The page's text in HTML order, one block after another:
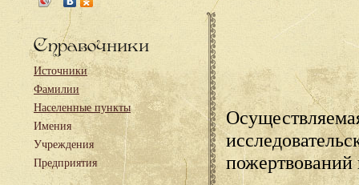
Справочники
Источники
Фамилии
Населенные пункты
Имения
Учреждения
Предприятия
пожертвований